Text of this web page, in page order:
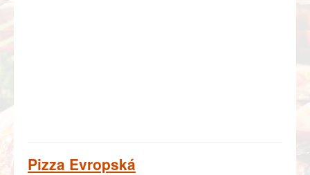
Pizza Evropská